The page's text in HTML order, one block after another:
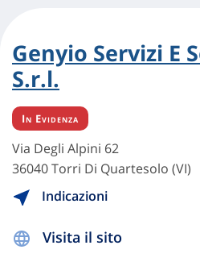
Genyio Servizi E
S.r.l.
In Evidenza
Via Degli Alpini 62
36040 Torri Di Quartesolo (VI)
Indicazioni
Visita il sito